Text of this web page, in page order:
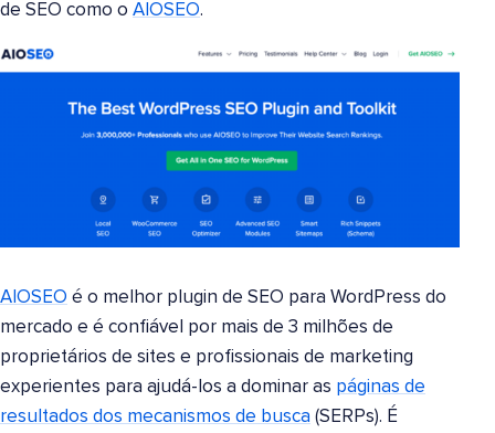
de SEO como o AIOSEO.
AIOSEO é o melhor plugin de SEO para WordPress do
mercado e é confiável por mais de 3 milhões de
proprietários de sites e profissionais de marketing
experientes para ajudá-los a dominar as páginas de
resultados dos mecanismos de busca (SERPs). É